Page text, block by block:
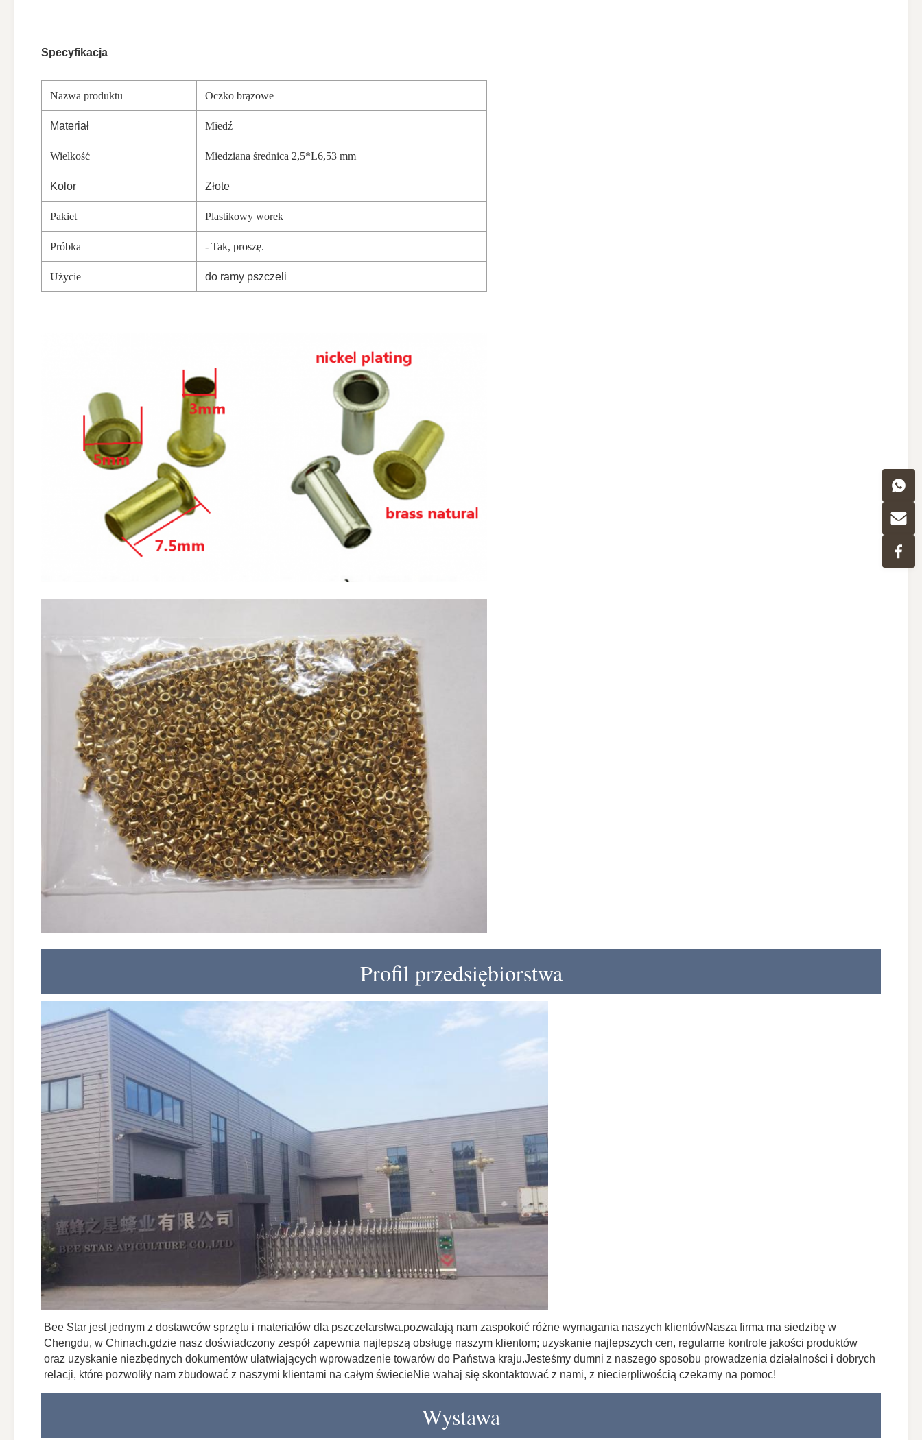
Specyfikacja
Nazwa produktu Oczko brązowe
Materiał Miedź
Wielkość Miedziana średnica 2,5*L6,53 mm
Kolor Złote
Pakiet Plastikowy worek
Próbka - Tak, proszę.
Użycie do ramy pszczeli
Profil przedsiębiorstwa
Bee Star jest jednym z dostawców sprzętu i materiałów dla pszczelarstwa.pozwalają nam zaspokoić różne wymagania naszych klientówNasza firma ma siedzibę w
Chengdu, w Chinach.gdzie nasz doświadczony zespół zapewnia najlepszą obsługę naszym klientom; uzyskanie najlepszych cen, regularne kontrole jakości produktów
oraz uzyskanie niezbędnych dokumentów ułatwiających wprowadzenie towarów do Państwa kraju.Jesteśmy dumni z naszego sposobu prowadzenia działalności i dobrych
relacji, które pozwoliły nam zbudować z naszymi klientami na całym świecieNie wahaj się skontaktować z nami, z niecierpliwością czekamy na pomoc!
Wystawa